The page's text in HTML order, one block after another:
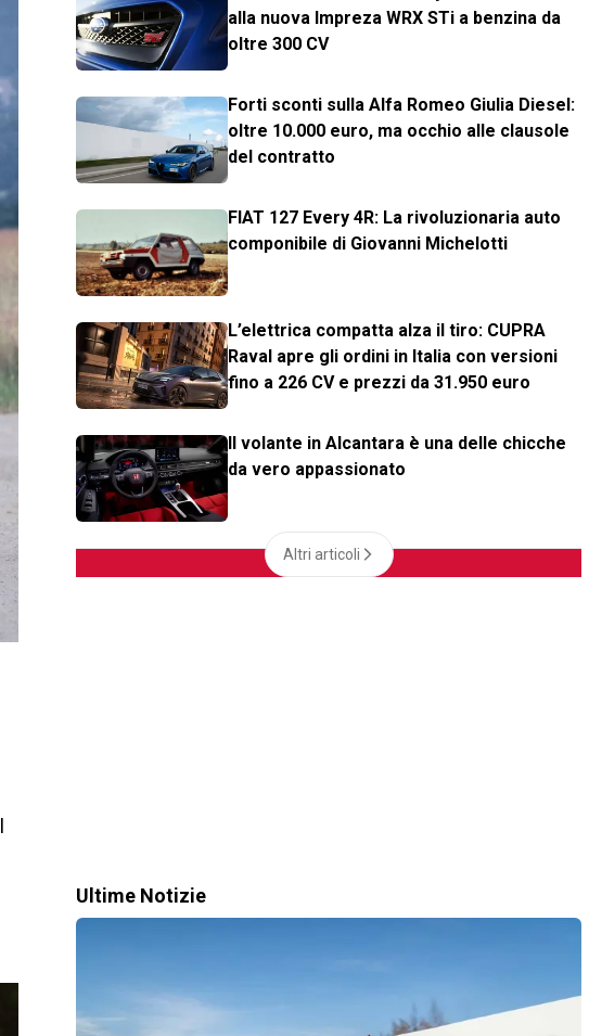
alla nuova Impreza WRX STi a benzina da
oltre 300 CV
Forti sconti sulla Alfa Romeo Giulia Diesel:
oltre 10.000 euro, ma occhio alle clausole
del contratto
FIAT 127 Every 4R: La rivoluzionaria auto
componibile di Giovanni Michelotti
L’elettrica compatta alza il tiro: CUPRA
Raval apre gli ordini in Italia con versioni
fino a 226 CV e prezzi da 31.950 euro
Il volante in Alcantara è una delle chicche
da vero appassionato
Altri articoli
Ultime Notizie